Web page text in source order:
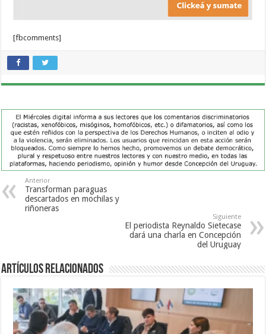
[fbcomments]
Anterior
Transforman paraguas
descartados en mochilas y
riñoneras
Siguiente
El periodista Reynaldo Sietecase
dará una charla en Concepción
del Uruguay
Artículos Relacionados